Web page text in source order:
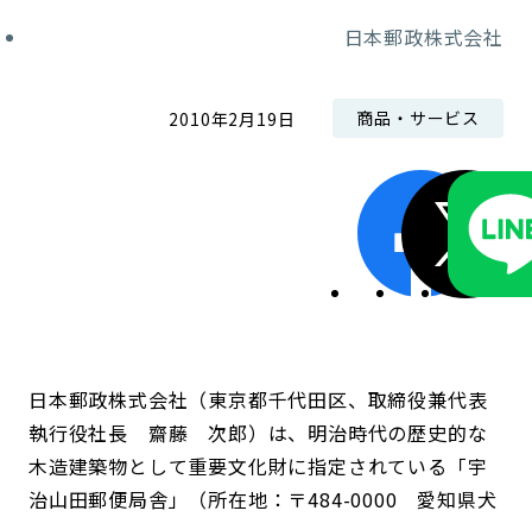
日本郵政株式会社
2010年2月19日 商品・サービス
日本郵政株式会社（東京都千代田区、取締役兼代表
執行役社長 齋藤 次郎）は、明治時代の歴史的な
木造建築物として重要文化財に指定されている「宇
治山田郵便局舎」（所在地：〒484-0000 愛知県犬